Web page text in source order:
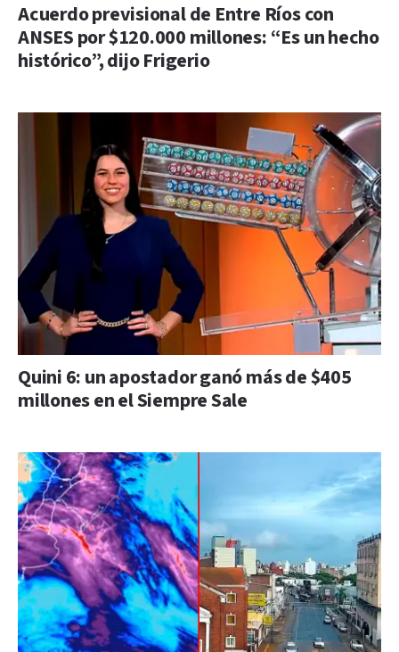
Acuerdo previsional de Entre Ríos con
ANSES por $120.000 millones: “Es un hecho
histórico”, dijo Frigerio
Quini 6: un apostador ganó más de $405
millones en el Siempre Sale